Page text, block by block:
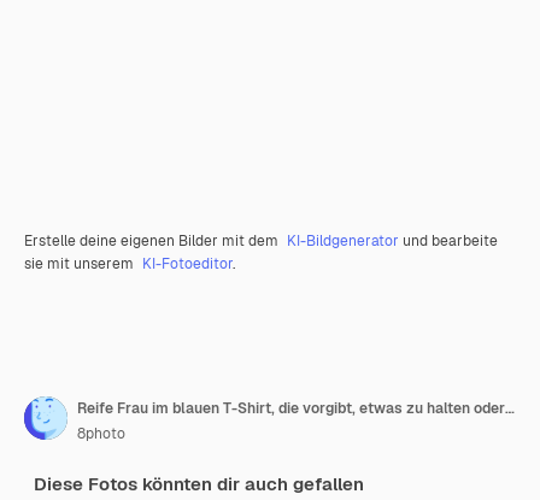
Erstelle deine eigenen Bilder mit dem KI-Bildgenerator und bearbeite
sie mit unserem KI-Fotoeditor.
Reife Frau im blauen T-Shirt, die vorgibt, etwas zu halten oder zu zeigen und fröhlich aussieht.
8photo
Diese Fotos könnten dir auch gefallen